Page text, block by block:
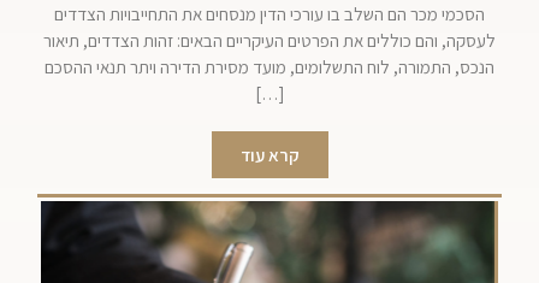
הסכמי מכר הם השלב בו עורכי הדין מנסחים את התחייבויות הצדדים
לעסקה, והם כוללים את הפרטים העיקריים הבאים: זהות הצדדים, תיאור
הנכס, התמורה, לוח התשלומים, מועד מסירת הדירה ויתר תנאי ההסכם
[…]
קרא עוד